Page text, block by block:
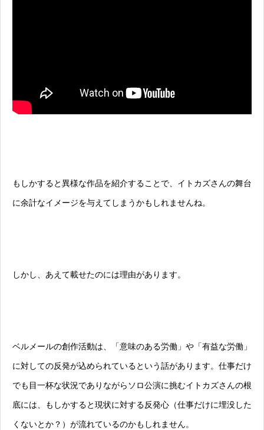
もしかすると異様な作品を紹介することで、イトカズさんの舞台
に余計なイメージを与えてしまうかもしれませんね。
しかし、あえて載せたのには理由があります。
ベルメールの創作活動は、「意味のある労働」や「有益な労働」
に対しての反発が込められているという話があります。仕事だけ
でも目一杯な状況でありながらソロ公演に挑むイトカズさんの根
底には、もしかすると現状に対する反発心（仕事だけに埋没した
くないとか？）が流れているのかもしれません。